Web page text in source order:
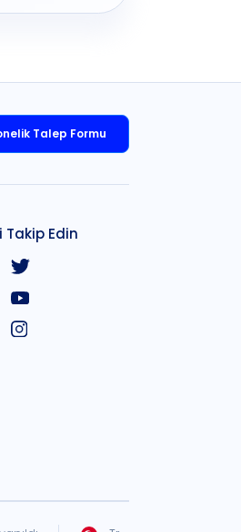
Talep Formu
Takip Edin